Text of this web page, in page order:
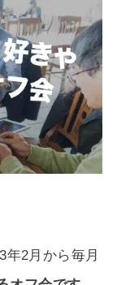
年2月から毎月